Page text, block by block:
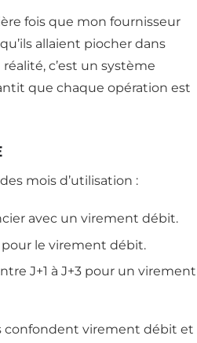
fois que mon fournisseur
allaient piocher dans
c’est un système
que chaque opération est
mois d’utilisation :
avec un virement débit.
pour le virement débit.
J+1 à J+3 pour un virement
confondent virement débit et